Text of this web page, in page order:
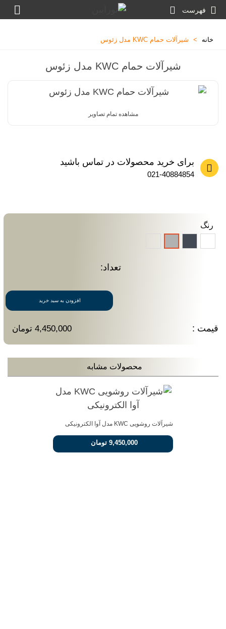
فهرست
خانه > شیرآلات حمام KWC مدل زئوس
شیرآلات حمام KWC مدل زئوس
مشاهده تمام تصاویر
برای خرید محصولات در تماس باشید
021-40884854
رنگ
تعداد:
افزودن به سبد خرید
قیمت : 4,450,000 تومان
محصولات مشابه
شیرآلات روشویی KWC مدل آوا الکترونیکی
9,450,000 تومان